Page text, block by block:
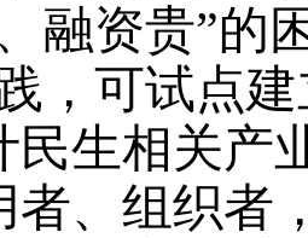
融资贵”的
，可试点
民生相关产
者、组织者